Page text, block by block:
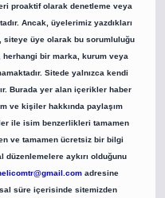
proaktif olarak denetleme veya
Ancak, üyelerimiz yazdıkları
siteye üye olarak bu sorumluluğu
herhangi bir marka, kurum veya
Sitede yalnızca kendi
Burada yer alan içerikler haber
ve kişiler hakkında paylaşım
ile isim benzerlikleri tamamen
ve tamamen ücretsiz bir bilgi
düzenlemelere aykırı olduğunu
adresine
süre içerisinde sitemizden